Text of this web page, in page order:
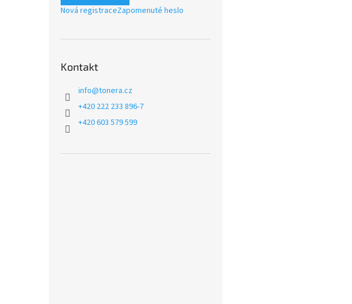
Nová registraceZapomenuté heslo
Kontakt
info@tonera.cz
+420 222 233 896-7
+420 603 579 599